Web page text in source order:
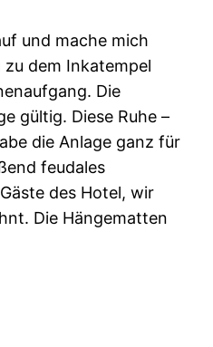
und mache mich
dem Inkatempel
Die
gültig. Diese Ruhe –
die Anlage ganz für
feudales
des Hotel, wir
Die Hängematten